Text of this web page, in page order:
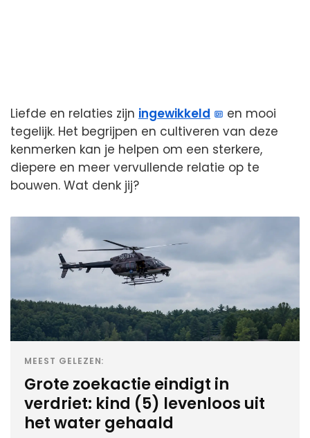
Liefde en relaties zijn ingewikkeld
en mooi
tegelijk. Het begrijpen en cultiveren van deze
kenmerken kan je helpen om een sterkere,
diepere en meer vervullende relatie op te
bouwen. Wat denk jij?
MEEST GELEZEN:
Grote zoekactie eindigt in
verdriet: kind (5) levenloos uit
het water gehaald